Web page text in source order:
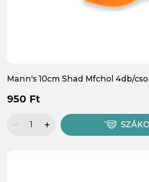
Mann's 10cm Shad Mfchol 4db/
950 Ft